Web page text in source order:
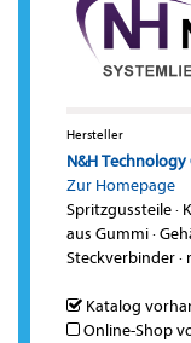
Hersteller
N&H Technology
Zur Homepage
Spritzgussteile·
aus Gummi·
Steckverbinder·
Katalog
Online-Shop